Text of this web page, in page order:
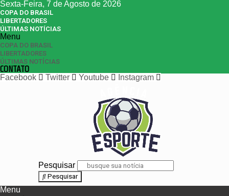
Sexta-Feira, 7 de Agosto de 2026
COPA DO BRASIL
LIBERTADORES
ÚLTIMAS NOTÍCIAS
Menu
COPA DO BRASIL
LIBERTADORES
ÚLTIMAS NOTÍCIAS
CONTATO
Facebook
Twitter Youtube Instagram
Pesquisar
Pesquisar
Menu